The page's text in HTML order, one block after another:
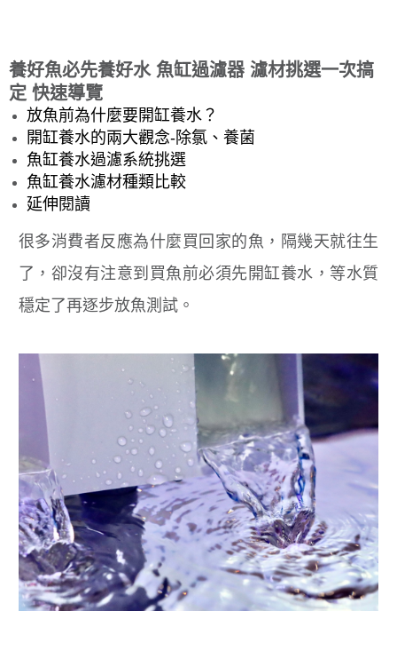
養好魚必先養好水 魚缸過濾器 濾材挑選一次搞
定 快速導覽
放魚前為什麼要開缸養水？
開缸養水的兩大觀念-除氯、養菌
魚缸養水過濾系統挑選
魚缸養水濾材種類比較
延伸閱讀
很多消費者反應為什麼買回家的魚，隔幾天就往生
了，卻沒有注意到買魚前必須先開缸養水，等水質
穩定了再逐步放魚測試。